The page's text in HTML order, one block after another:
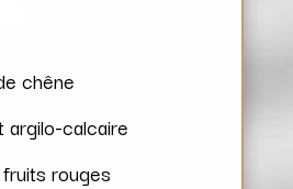
chêne
argilo-calcaire
rouges